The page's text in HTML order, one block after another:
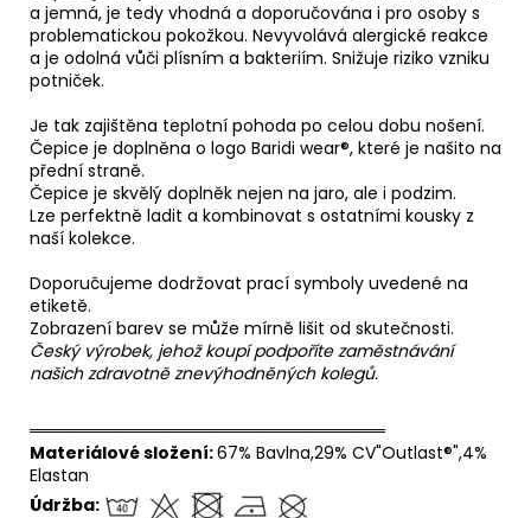
a jemná, je tedy vhodná a doporučována i pro osoby s
problematickou pokožkou. Nevyvolává alergické reakce
a je odolná vůči plísním a bakteriím. Snižuje riziko vzniku
potniček.
Je tak zajištěna teplotní pohoda po celou dobu nošení.
Čepice je doplněna o logo Baridi wear®, které je našito na
přední straně.
Čepice je skvělý doplněk nejen na jaro, ale i podzim.
Lze perfektně ladit a kombinovat s ostatními kousky z
naší kolekce.
Doporučujeme dodržovat prací symboly uvedené na
etiketě.
Zobrazení barev se může mírně lišit od skutečnosti.
Český výrobek, jehož koupí podpoříte zaměstnávání
našich zdravotně znevýhodněných kolegů.
══════════════════════════════
Materiálové složení:67% Bavlna,29% CV"Outlast®",4%
Elastan
Údržba: